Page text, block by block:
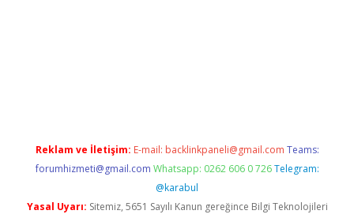
Reklam ve İletişim: E-mail: backlinkpaneli@gmail.com Teams:
forumhizmeti@gmail.com Whatsapp: 0262 606 0 726 Telegram:
@karabul
Yasal Uyarı: Sitemiz, 5651 Sayılı Kanun gereğince Bilgi Teknolojileri